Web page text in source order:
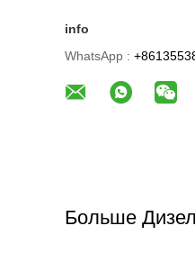
info
WhatsApp :
Больше